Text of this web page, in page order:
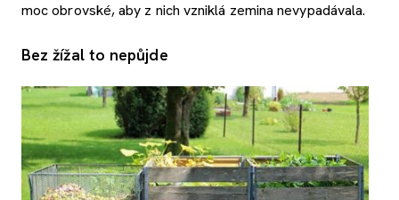
moc obrovské, aby z nich vzniklá zemina nevypadávala.
Bez žížal to nepůjde